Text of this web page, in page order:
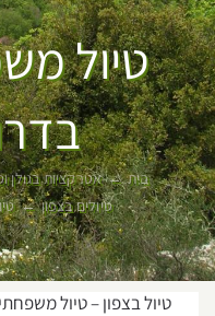
טיול
בית אטרקציות בגולן
טיולים בצפון
טיול בצפון – טיול